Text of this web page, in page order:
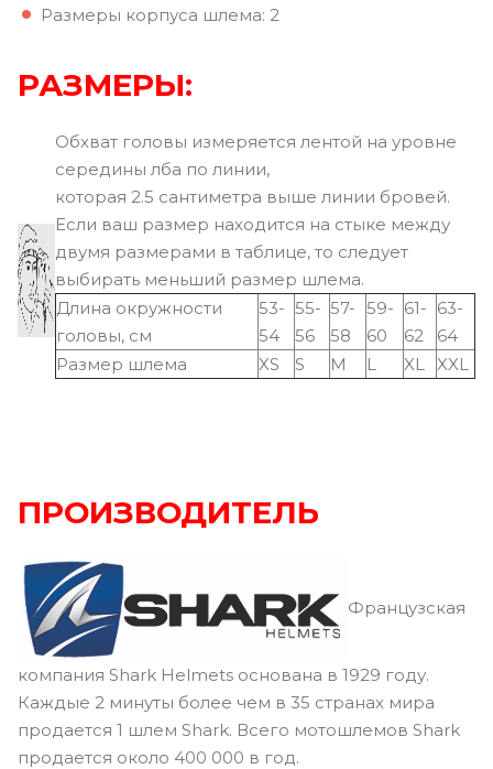
Размеры корпуса шлема: 2
РАЗМЕРЫ:
Обхват головы измеряется лентой на уровне
середины лба по линии,
которая 2.5 сантиметра выше линии бровей.
Если ваш размер находится на стыке между
двумя размерами в таблице, то следует
выбирать меньший размер шлема.
Длина окружности
головы, см
53-
54
55-
56
57-
58
59-
60
61-
62
63-
64
Размер шлема
XS S M L XL XXL
ПРОИЗВОДИТЕЛЬ
Французская
компания Shark Helmets основана в 1929 году.
Каждые 2 минуты более чем в 35 странах мира
продается 1 шлем Shark. Всего мотошлемов Shark
продается около 400 000 в год.